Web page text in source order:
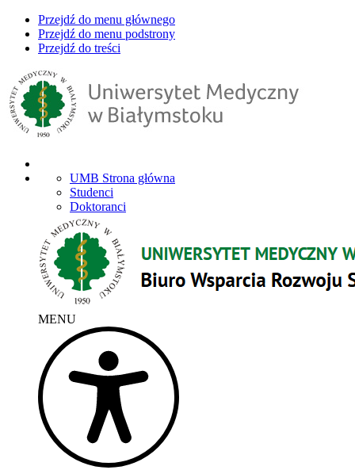
Przejdź do menu głównego
Przejdź do menu podstrony
Przejdź do treści
UMB Strona główna
Studenci
Doktoranci
MENU